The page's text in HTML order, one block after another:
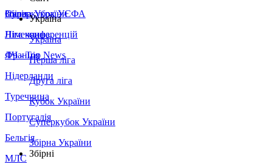
Збірна України
Італія
Німеччина
Франція
Нідерланди
Туреччина
Португалія
Бельгія
МЛС
Суперкубок УЄФА
Ліга конференцій
ЛЧ - Top News
Україна
Україна
Перша ліга
Друга ліга
Кубок України
Суперкубок України
Збірна України
Збірні